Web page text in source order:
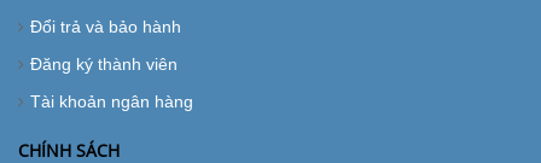
Đổi trả và bảo hành
Đăng ký thành viên
Tài khoản ngân hàng
CHÍNH SÁCH